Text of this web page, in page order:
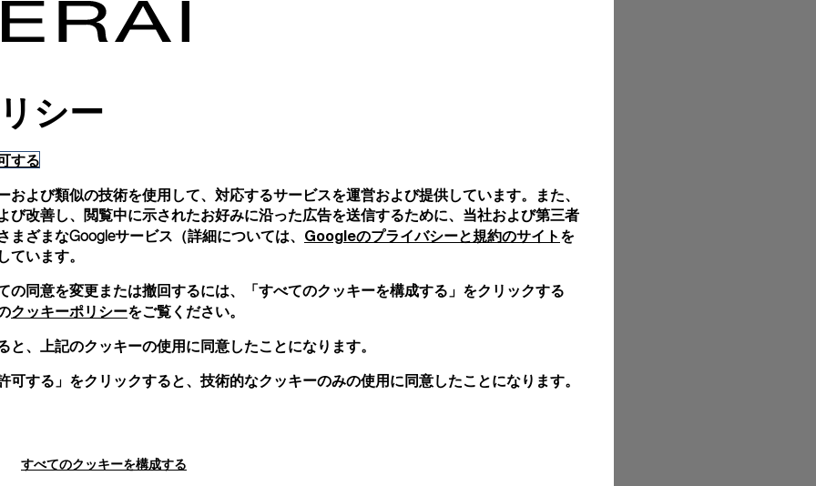
シー
する
および類似の技術を使用して、対応するサービスを運営および提供しています。また、
び改善し、閲覧中に示されたお好みに沿った広告を送信するために、当社および第三者
ざまなGoogleサービス（詳細については、 Googleのプライバシーと規約のサイト を
ています。
の同意を変更または撤回するには、「すべてのクッキーを構成する」をクリックする
クッキーポリシーをご覧ください。
と、上記のクッキーの使用に同意したことになります。
可する」をクリックすると、技術的なクッキーのみの使用に同意したことになります。
すべてのクッキーを構成する